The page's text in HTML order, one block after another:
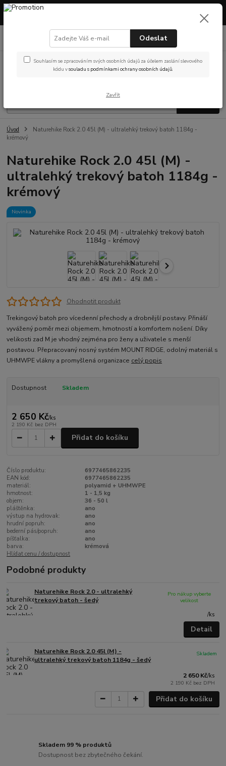
Máme otevřeno! Showroom v Českých Budějovicích – prohlédněte si
Úvod
Naturehike Rock 2.0 45l (M) - ultralehký trekový batoh 1184g -
krémový
Naturehike Rock 2.0 45l (M) -
ultralehký trekový batoh 1184g -
krémový
Novinka
Ohodnotit produkt
Trekingový batoh pro vícedenní přechody a drobnější postavy. Přináší
vyvážený poměr mezi objemem, hmotností a komfortem nošení. Díky
velikosti zad M je vhodný zejména pro ženy a uživatele s menší
postavou. Přepracovaný nosný systém MOUNT RIDGE, odolný materiál s
UHMWPE vlákny a promyšlená organizace celý popis
Dostupnost Skladem
2 650 Kč/ks
2 190 Kč bez DPH
Přidat do košíku
Číslo produktu:
6977465862235
EAN kód:
6977465862235
materiál:
polyamid + UHMWPE
hmotnost:
1 - 1,5 kg
objem:
36 - 50 l
pláštěnka:
ano
výstup na hydrovak:
ano
hrudní popruh:
ano
bederní pás/popruh:
ano
píšťalka:
ano
barva:
krémová
Hlídat cenu / dostupnost
Podobné produkty
Naturehike Rock 2.0 - ultralehký
trekový batoh - šedý
/ks
Pro nákup vyberte
velikost
Detail
Naturehike Rock 2.0 45l (M) -
ultralehký trekový batoh 1184g - šedý
2 650 Kč/ks
2 190 Kč bez DPH
Skladem
Přidat do košíku
Skladem 99 % produktů
Dostupnost bez zbytečného čekání.
Odeslat
Souhlasím se zpracováním svých osobních údajů za účelem zaslání slevového
kódu vsouladu s podmínkami ochrany osobních údajů.
Zavřít